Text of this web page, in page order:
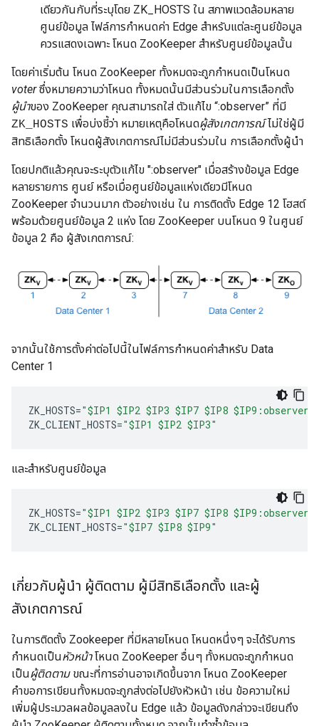
เดียวกันกับที่ระบุโดย ZK_HOSTS ใน สภาพแวดล้อมหลาย
ศูนย์ข้อมูล ไฟล์การกำหนดค่า Edge สำหรับแต่ละศูนย์ข้อมูล
ควรแสดงเฉพาะ โหนด ZooKeeper สำหรับศูนย์ข้อมูลนั้น
โดยค่าเริ่มต้น โหนด ZooKeeper ทั้งหมดจะถูกกำหนดเป็นโหนด
voterซึ่งหมายความว่าโหนด ทั้งหมดนั้นมีส่วนร่วมในการเลือกตั้ง
ผู้นำของ ZooKeeper คุณสามารถใส่ ตัวแก้ไข “:observer” ที่มี
ZK_HOSTS เพื่อบ่งชี้ว่า หมายเหตุคือโหนดผู้สังเกตการณ์ไม่ใช่ผู้มี
สิทธิเลือกตั้ง โหนดผู้สังเกตการณ์ไม่มีส่วนร่วมใน การเลือกตั้งผู้นำ
โดยปกติแล้วคุณจะระบุตัวแก้ไข ":observer" เมื่อสร้างข้อมูล Edge
หลายรายการ ศูนย์ หรือเมื่อศูนย์ข้อมูลแห่งเดียวมีโหนด
ZooKeeper จำนวนมาก ตัวอย่างเช่น ใน การติดตั้ง Edge 12 โฮสต์
พร้อมด้วยศูนย์ข้อมูล 2 แห่ง โดย ZooKeeper บนโหนด 9 ในศูนย์
ข้อมูล 2 คือ ผู้สังเกตการณ์:
จากนั้นใช้การตั้งค่าต่อไปนี้ในไฟล์การกำหนดค่าสำหรับ Data
Center 1
ZK_HOSTS="$IP1 $IP2 $IP3 $IP7 $IP8 $IP9:observer"
ZK_CLIENT_HOSTS="$IP1 $IP2 $IP3"
และสำหรับศูนย์ข้อมูล
ZK_HOSTS="$IP1 $IP2 $IP3 $IP7 $IP8 $IP9:observer"
ZK_CLIENT_HOSTS="$IP7 $IP8 $IP9"
เกี่ยวกับผู้นำ ผู้ติดตาม ผู้มีสิทธิเลือกตั้ง และผู้
สังเกตการณ์
ในการติดตั้ง Zookeeper ที่มีหลายโหนด โหนดหนึ่งๆ จะได้รับการ
กำหนดเป็นหัวหน้าโหนด ZooKeeper อื่นๆ ทั้งหมดจะถูกกำหนด
เป็นผู้ติดตามขณะที่การอ่านอาจเกิดขึ้นจาก โหนด ZooKeeper
คำขอการเขียนทั้งหมดจะถูกส่งต่อไปยังหัวหน้า เช่น ข้อความใหม่
เพิ่มผู้ประมวลผลข้อมูลลงใน Edge แล้ว ข้อมูลดังกล่าวจะเขียนถึง